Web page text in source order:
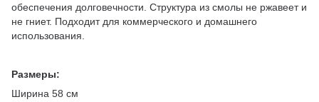
обеспечения долговечности. Структура из смолы не ржавеет и
не гниет. Подходит для коммерческого и домашнего
использования.
Размеры:
Ширина 58 см